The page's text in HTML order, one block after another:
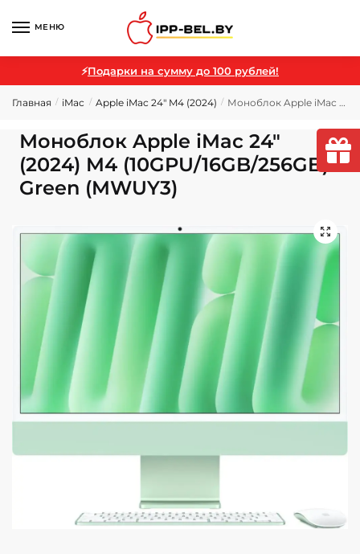
МЕНЮ
⚡Подарки на сумму до 100 рублей!
Главная / iMac / Apple iMac 24" M4 (2024) / Моноблок Apple iMac 24″ (2024) M4 (10GPU/16GB/256GB) Green (MWUY3)
Моноблок Apple iMac 24″
(2024) M4 (10GPU/16GB/256GB)
Green (MWUY3)
🔍